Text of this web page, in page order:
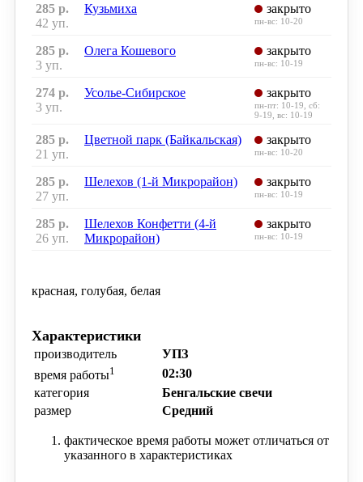
285 р.
42 уп.
Кузьмиха закрыто
пн-вс: 10-20
285 р.
3 уп.
Олега Кошевого закрыто
пн-вс: 10-19
274 р.
3 уп.
Усолье-Сибирское закрыто
пн-пт: 10-19, сб:
9-19, вс: 10-19
285 р.
21 уп.
Цветной парк (Байкальская) закрыто
пн-вс: 10-20
285 р.
27 уп.
Шелехов (1-й Микрорайон) закрыто
пн-вс: 10-19
285 р.
26 уп.
Шелехов Конфетти (4-й
Микрорайон)
закрыто
пн-вс: 10-19
красная, голубая, белая
Характеристики
производитель
УПЗ
время работы1
02:30
категория
Бенгальские свечи
размер
Средний
фактическое время работы может отличаться от
указанного в характеристиках